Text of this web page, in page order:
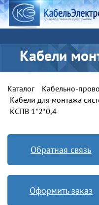
Кабели
Каталог
Кабельно-
Кабели для монтажа
КСПВ 1*2*0,4
Обратная связь
Оформить заказ